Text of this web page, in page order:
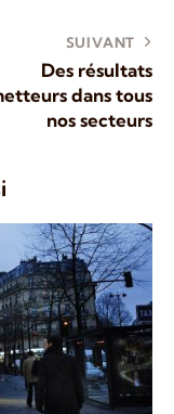
SUIVANT
Des résultats
dans tous
nos secteurs